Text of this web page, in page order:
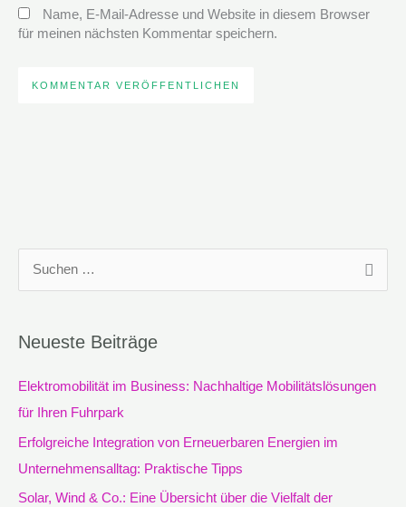
Name, E-Mail-Adresse und Website in diesem Browser
für meinen nächsten Kommentar speichern.
h
e
n
Neueste Beiträge
Elektromobilität im Business: Nachhaltige Mobilitätslösungen
für Ihren Fuhrpark
Erfolgreiche Integration von Erneuerbaren Energien im
Unternehmensalltag: Praktische Tipps
Solar, Wind & Co.: Eine Übersicht über die Vielfalt der